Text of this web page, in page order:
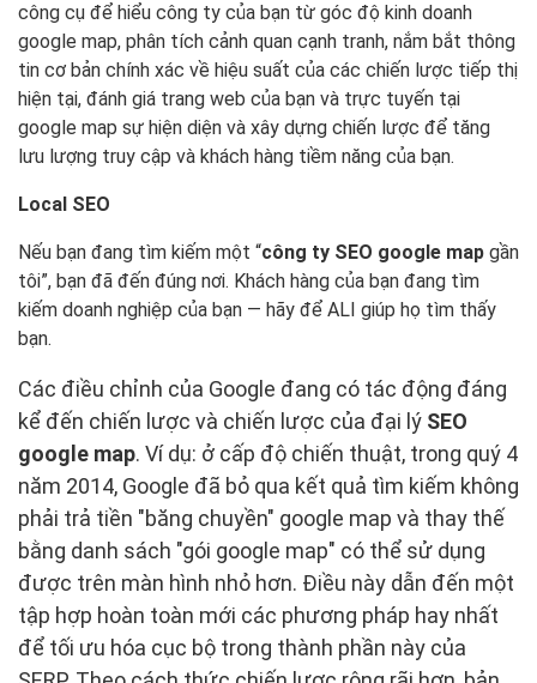
công cụ để hiểu công ty của bạn từ góc độ kinh doanh
google map, phân tích cảnh quan cạnh tranh, nắm bắt thông
tin cơ bản chính xác về hiệu suất của các chiến lược tiếp thị
hiện tại, đánh giá trang web của bạn và trực tuyến tại
google map sự hiện diện và xây dựng chiến lược để tăng
lưu lượng truy cập và khách hàng tiềm năng của bạn.
Local SEO
Nếu bạn đang tìm kiếm một “công ty SEO google map gần
tôi”, bạn đã đến đúng nơi. Khách hàng của bạn đang tìm
kiếm doanh nghiệp của bạn — hãy để ALI giúp họ tìm thấy
bạn.
Các điều chỉnh của Google đang có tác động đáng
kể đến chiến lược và chiến lược của đại lý SEO
google map. Ví dụ: ở cấp độ chiến thuật, trong quý 4
năm 2014, Google đã bỏ qua kết quả tìm kiếm không
phải trả tiền "băng chuyền" google map và thay thế
bằng danh sách "gói google map" có thể sử dụng
được trên màn hình nhỏ hơn. Điều này dẫn đến một
tập hợp hoàn toàn mới các phương pháp hay nhất
để tối ưu hóa cục bộ trong thành phần này của